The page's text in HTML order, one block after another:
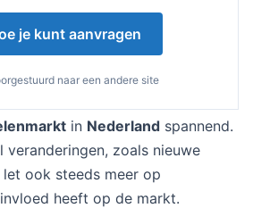
je kunt aanvragen
naar een andere site
in Nederland spannend.
veranderingen, zoals nieuwe
ook steeds meer op
heeft op de markt.